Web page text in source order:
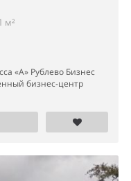
м²
«А» Рублево Бизнес
бизнес-центр